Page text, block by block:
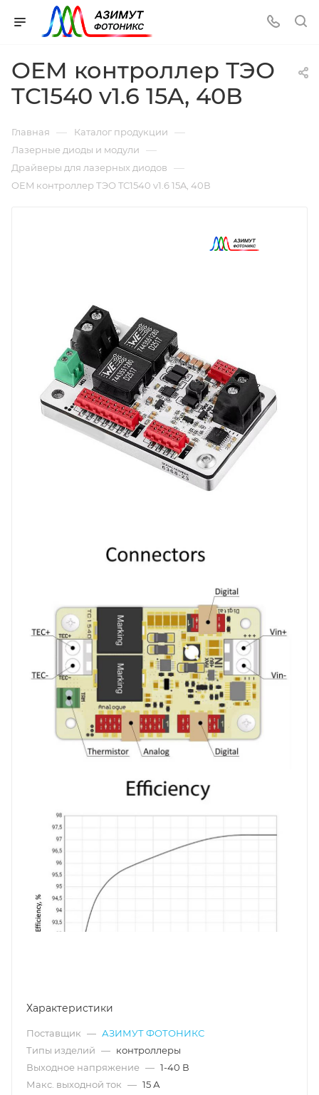
OEM контроллер ТЭО
TC1540 v1.6 15A, 40В
Главная — Каталог продукции —
Лазерные диоды и модули —
Драйверы для лазерных диодов —
OEM контроллер ТЭО TC1540 v1.6 15A, 40В
Характеристики
Поставщик — АЗИМУТ ФОТОНИКС
Типы изделий — контроллеры
Выходное напряжение — 1-40 В
Макс. выходной ток — 15 А